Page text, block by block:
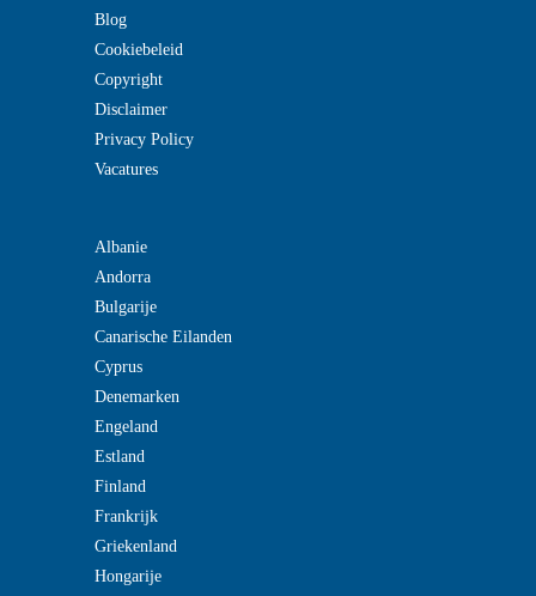
Blog
Cookiebeleid
Copyright
Disclaimer
Privacy Policy
Vacatures
Albanie
Andorra
Bulgarije
Canarische Eilanden
Cyprus
Denemarken
Engeland
Estland
Finland
Frankrijk
Griekenland
Hongarije